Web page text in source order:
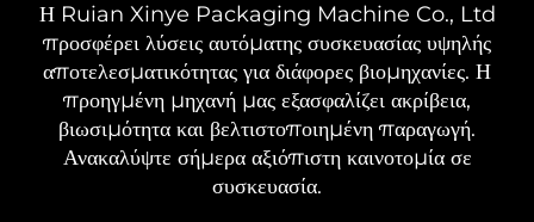
Η Ruian Xinye Packaging Machine Co., Ltd
προσφέρει λύσεις αυτόματης συσκευασίας υψηλής
αποτελεσματικότητας για διάφορες βιομηχανίες. Η
προηγμένη μηχανή μας εξασφαλίζει ακρίβεια,
βιωσιμότητα και βελτιστοποιημένη παραγωγή.
Ανακαλύψτε σήμερα αξιόπιστη καινοτομία σε
συσκευασία.